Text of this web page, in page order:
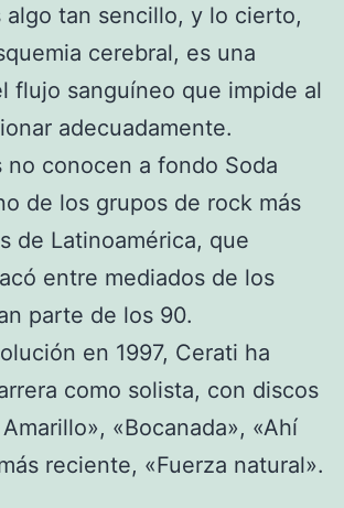
algo tan sencillo, y lo cierto,
cerebral, es una
flujo sanguíneo que impide al
adecuadamente.
no conocen a fondo Soda
de los grupos de rock más
de Latinoamérica, que
entre mediados de los
parte de los 90.
en 1997, Cerati ha
como solista, con discos
«Bocanada», «Ahí
reciente, «Fuerza natural».